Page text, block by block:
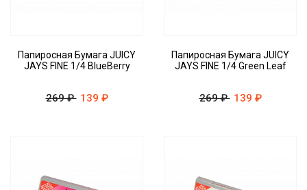
Папиросная Бумага JUICY
JAYS FINE 1/4 BlueBerry
269 ₽ 139 ₽
Папиросная Бумага JUICY
JAYS FINE 1/4 Green Leaf
269 ₽ 139 ₽